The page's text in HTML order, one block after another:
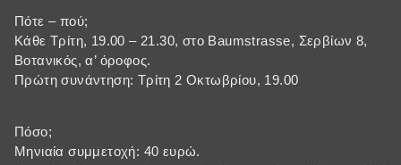
Πότε – πού;
Κάθε Τρίτη, 19.00 – 21.30, στο Baumstrasse, Σερβίων 8,
Βοτανικός, α’ όροφος.
Πρώτη συνάντηση: Τρίτη 2 Οκτωβρίου, 19.00
Πόσο;
Μηνιαία συμμετοχή: 40 ευρώ.